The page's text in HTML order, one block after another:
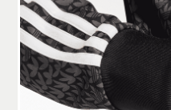
AIR
4. JORDAN
SPEZIAL